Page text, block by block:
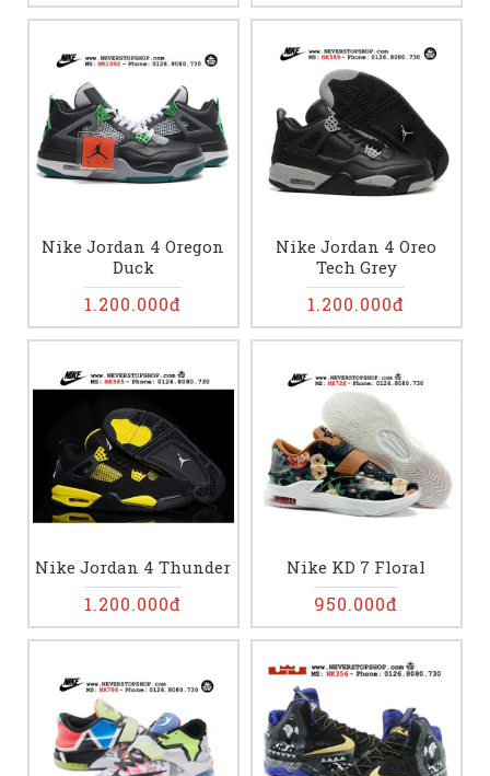
Nike Jordan 4 Oregon
Duck
1.200.000đ
Nike Jordan 4 Oreo
Tech Grey
1.200.000đ
Nike Jordan 4 Thunder
1.200.000đ
Nike KD 7 Floral
950.000đ